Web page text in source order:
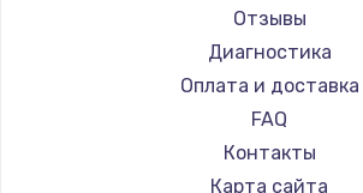
JVC
Casio
Hiper
HITACHI
Panasonic
Hisense
Отзывы
Диагностика
Оплата и доставка
FAQ
Контакты
Карта сайта